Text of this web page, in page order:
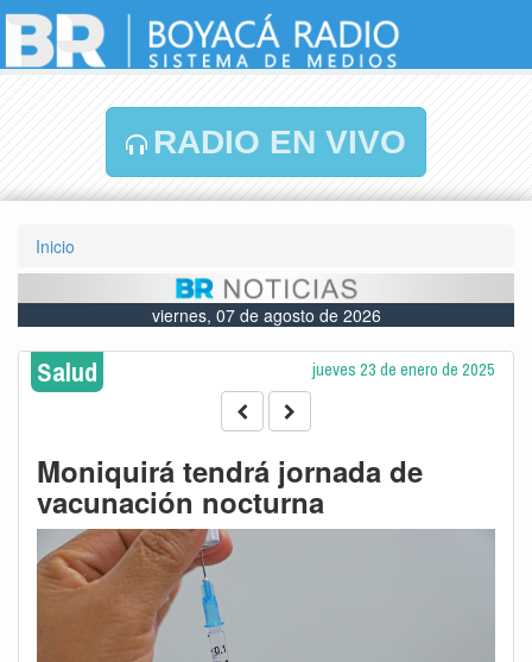
RADIO EN VIVO
Inicio
viernes, 07 de agosto de 2026
Salud jueves 23 de enero de 2025
Moniquirá tendrá jornada de
vacunación nocturna